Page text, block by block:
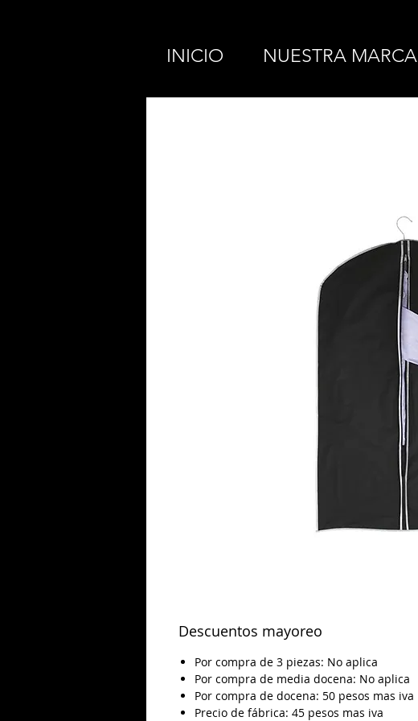
INICIO NUESTRA MARCA
Descuentos mayoreo
Por compra de 3 piezas: No aplica
Por compra de media docena: No aplica
Por compra de docena: 50 pesos mas iva
Precio de fábrica: 45 pesos mas iva